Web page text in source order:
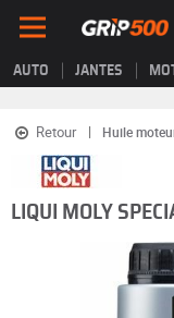
AUTO JANTES
Retour Huile
LIQUI MOLY